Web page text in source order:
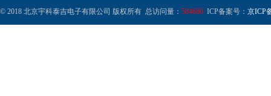
© 2018 北京宇科泰吉电子有限公司 版权所有 总访问量： 584680 ICP备案号： 京ICP